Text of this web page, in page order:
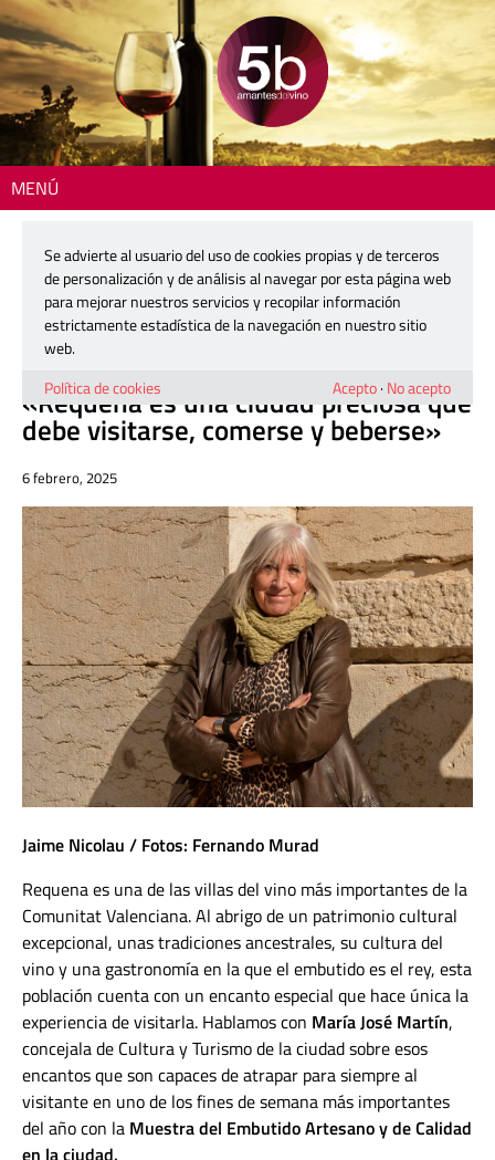
MENÚ
visitarse, comerse y beberse»
María José Martín, concejala de Turismo
y Cultura de Requena
«Requena es una ciudad preciosa que
debe visitarse, comerse y beberse»
6 febrero, 2025
Jaime Nicolau / Fotos: Fernando Murad
Requena es una de las villas del vino más importantes de la
Comunitat Valenciana. Al abrigo de un patrimonio cultural
excepcional, unas tradiciones ancestrales, su cultura del
vino y una gastronomía en la que el embutido es el rey, esta
población cuenta con un encanto especial que hace única la
experiencia de visitarla. Hablamos con María José Martín,
concejala de Cultura y Turismo de la ciudad sobre esos
encantos que son capaces de atrapar para siempre al
visitante en uno de los fines de semana más importantes
del año con la Muestra del Embutido Artesano y de Calidad
Se advierte al usuario del uso de cookies propias y de terceros
de personalización y de análisis al navegar por esta página web
para mejorar nuestros servicios y recopilar información
estrictamente estadística de la navegación en nuestro sitio
web.
Política de cookies
Acepto· No acepto